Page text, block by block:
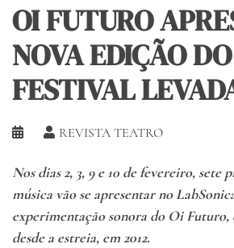
OI FUTURO
NOVA EDIÇÃO DO
FESTIVAL
REVISTA TEATRO
Nos dias 2, 3, 9 e 10 de fevereiro, sete
música vão se apresentar no
experimentação sonora do Oi Futuro,
desde a estreia, em 2012.